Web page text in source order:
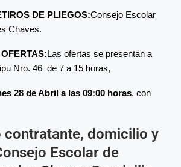
DE PLIEGOS:Consejo Escolar
Chaves.
Las ofertas se presentan a
Nro. 46 de 7 a 15 horas,
28 de Abril a las 09:00 horas, con
contratante, domicilio y
Escolar de